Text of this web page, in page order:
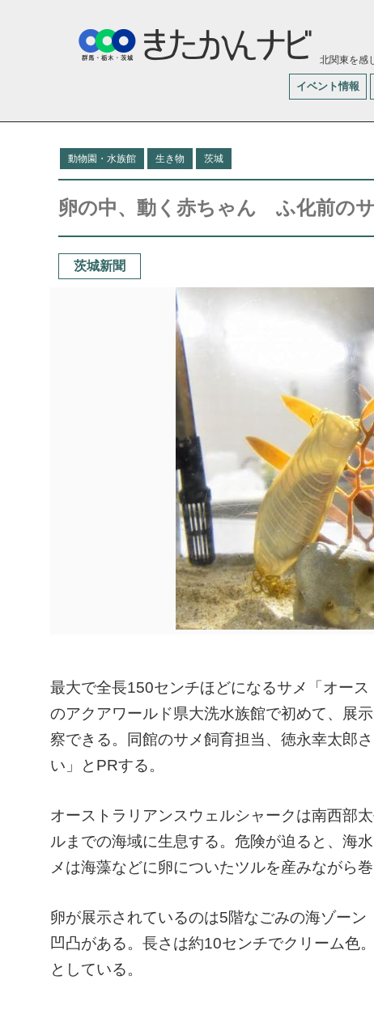
北関東を感
イベント情報
動物園・水族館 生き物 茨城
卵の中、動く赤ちゃん ふ化前の
茨城新聞
最大で全長150センチほどになるサメ「オー
のアクアワールド県大洗水族館で初めて、展
察できる。同館のサメ飼育担当、徳永幸太郎
い」とPRする。
オーストラリアンスウェルシャークは南西部
ルまでの海域に生息する。危険が迫ると、海
メは海藻などに卵についたツルを産みながら
卵が展示されているのは5階なごみの海ゾー
凹凸がある。長さは約10センチでクリーム色
としている。